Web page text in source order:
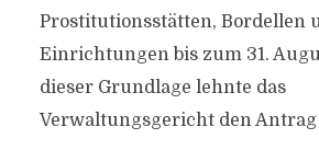
Prostitutionsstätten, Bordellen
Einrichtungen bis zum 31.
dieser Grundlage lehnte das
Verwaltungsgericht den Antrag